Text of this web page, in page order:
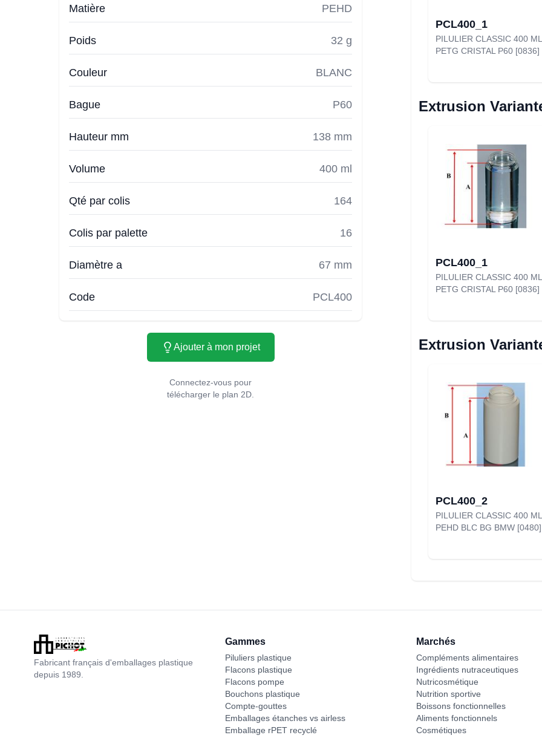
Matière PEHD
Poids 32 g
Couleur BLANC
Bague P60
Hauteur mm 138 mm
Volume 400 ml
Qté par colis 164
Colis par palette 16
Diamètre a 67 mm
Code PCL400
Ajouter à mon projet
Connectez-vous pour
télécharger le plan 2D.
PCL400_1
PILULIER CLASSIC 400 ML
PETG CRISTAL P60 [0836]
Extrusion
PCL400_1
PILULIER CLASSIC 400 ML
PETG CRISTAL P60 [0836]
Extrusion
PCL400_2
PILULIER CLASSIC 400 ML
PEHD BLC BG BMW [0480]
Fabricant français d'emballages plastique
depuis 1989.
Gammes
Piluliers plastique
Flacons plastique
Flacons pompe
Bouchons plastique
Compte-gouttes
Emballages étanches vs airless
Emballage rPET recyclé
Marchés
Compléments alimentaires
Ingrédients nutraceutiques
Nutricosmétique
Nutrition sportive
Boissons fonctionnelles
Aliments fonctionnels
Cosmétiques